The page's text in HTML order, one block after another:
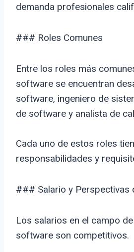
demanda profesionales
### Roles Comunes
Entre los roles más
software se encuentran
software, ingeniero de
de software y analista de
Cada uno de estos roles
responsabilidades y
### Salario y Perspectivas
Los salarios en el campo
software son competitivos.